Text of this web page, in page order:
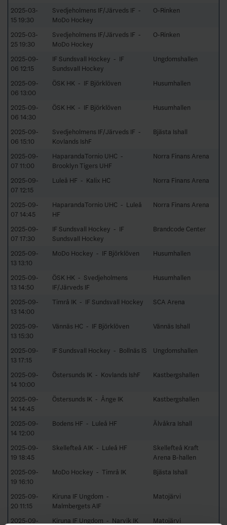
2025-03-
15 19:30
Svedjeholmens IF/Järveds IF -
MoDo Hockey
O-Rinken
2025-03-
25 19:30
Svedjeholmens IF/Järveds IF -
MoDo Hockey
O-Rinken
2025-09-
06 12:15
IF Sundsvall Hockey - IF
Sundsvall Hockey
Ungdomshallen
2025-09-
06 13:00
ÖSK HK - IF Björklöven Husumhallen
2025-09-
06 14:30
ÖSK HK - IF Björklöven Husumhallen
2025-09-
06 15:10
Svedjeholmens IF/Järveds IF -
Kovlands IshF
Bjästa Ishall
2025-09-
07 11:00
HaparandaTornio UHC -
Brooklyn Tigers UHF
Norra Finans Arena
2025-09-
07 12:15
Luleå HF - Kalix HC Norra Finans Arena
2025-09-
07 14:45
HaparandaTornio UHC - Luleå
HF
Norra Finans Arena
2025-09-
07 17:30
IF Sundsvall Hockey - IF
Sundsvall Hockey
Brandcode Center
2025-09-
13 13:10
MoDo Hockey - IF Björklöven Husumhallen
2025-09-
13 14:50
ÖSK HK - Svedjeholmens
IF/Järveds IF
Husumhallen
2025-09-
13 14:00
Timrå IK - IF Sundsvall Hockey SCA Arena
2025-09-
13 15:30
Vännäs HC - IF Björklöven Vännäs Ishall
2025-09-
13 17:15
IF Sundsvall Hockey - Bollnäs IS Ungdomshallen
2025-09-
14 10:00
Östersunds IK - Kovlands IshF Kastbergshallen
2025-09-
14 14:45
Östersunds IK - Ånge IK Kastbergshallen
2025-09-
14 12:00
Bodens HF - Luleå HF Älvåkra Ishall
2025-09-
19 18:45
Skellefteå AIK - Luleå HF
Skellefteå Kraft
Arena B-hallen
2025-09-
19 16:10
MoDo Hockey - Timrå IK Bjästa Ishall
2025-09-
20 11:15
Kiruna IF Ungdom -
Malmbergets AIF
Matojärvi
2025-09- Kiruna IF Ungdom - Narvik IK Matojärvi